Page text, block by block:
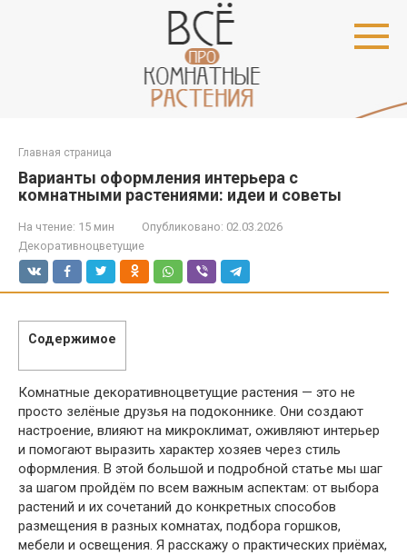
Главная страница
Варианты оформления интерьера с
комнатными растениями: идеи и советы
На чтение: 15 мин Опубликовано: 02.03.2026
Декоративноцветущие
Содержимое
Комнатные декоративноцветущие растения — это не
просто зелёные друзья на подоконнике. Они создают
настроение, влияют на микроклимат, оживляют интерьер
и помогают выразить характер хозяев через стиль
оформления. В этой большой и подробной статье мы шаг
за шагом пройдём по всем важным аспектам: от выбора
растений и их сочетаний до конкретных способов
размещения в разных комнатах, подбора горшков,
мебели и освещения. Я расскажу о практических приёмах,